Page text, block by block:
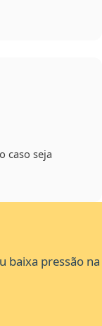
caso seja
baixa pressão na